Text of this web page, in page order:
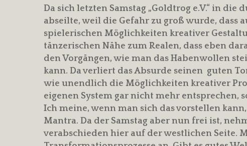
Da sich letzten Samstag „Goldtrog e.V.“ in
abseilte, weil die Gefahr zu groß wurde, dass
spielerischen Möglichkeiten kreativer
tänzerischen Nähe zum Realen, dass eben
den Vorgängen, wie man das Habenwollen
kann. Da verliert das Absurde seinen guten
wie unendlich die Möglichkeiten kreativer
eigenen System gar nicht mehr entsprechen,
Ich meine, wenn man sich das vorstellen
Mantra. Da der Samstag aber nun frei ist,
verabschieden hier auf der westlichen Seite.